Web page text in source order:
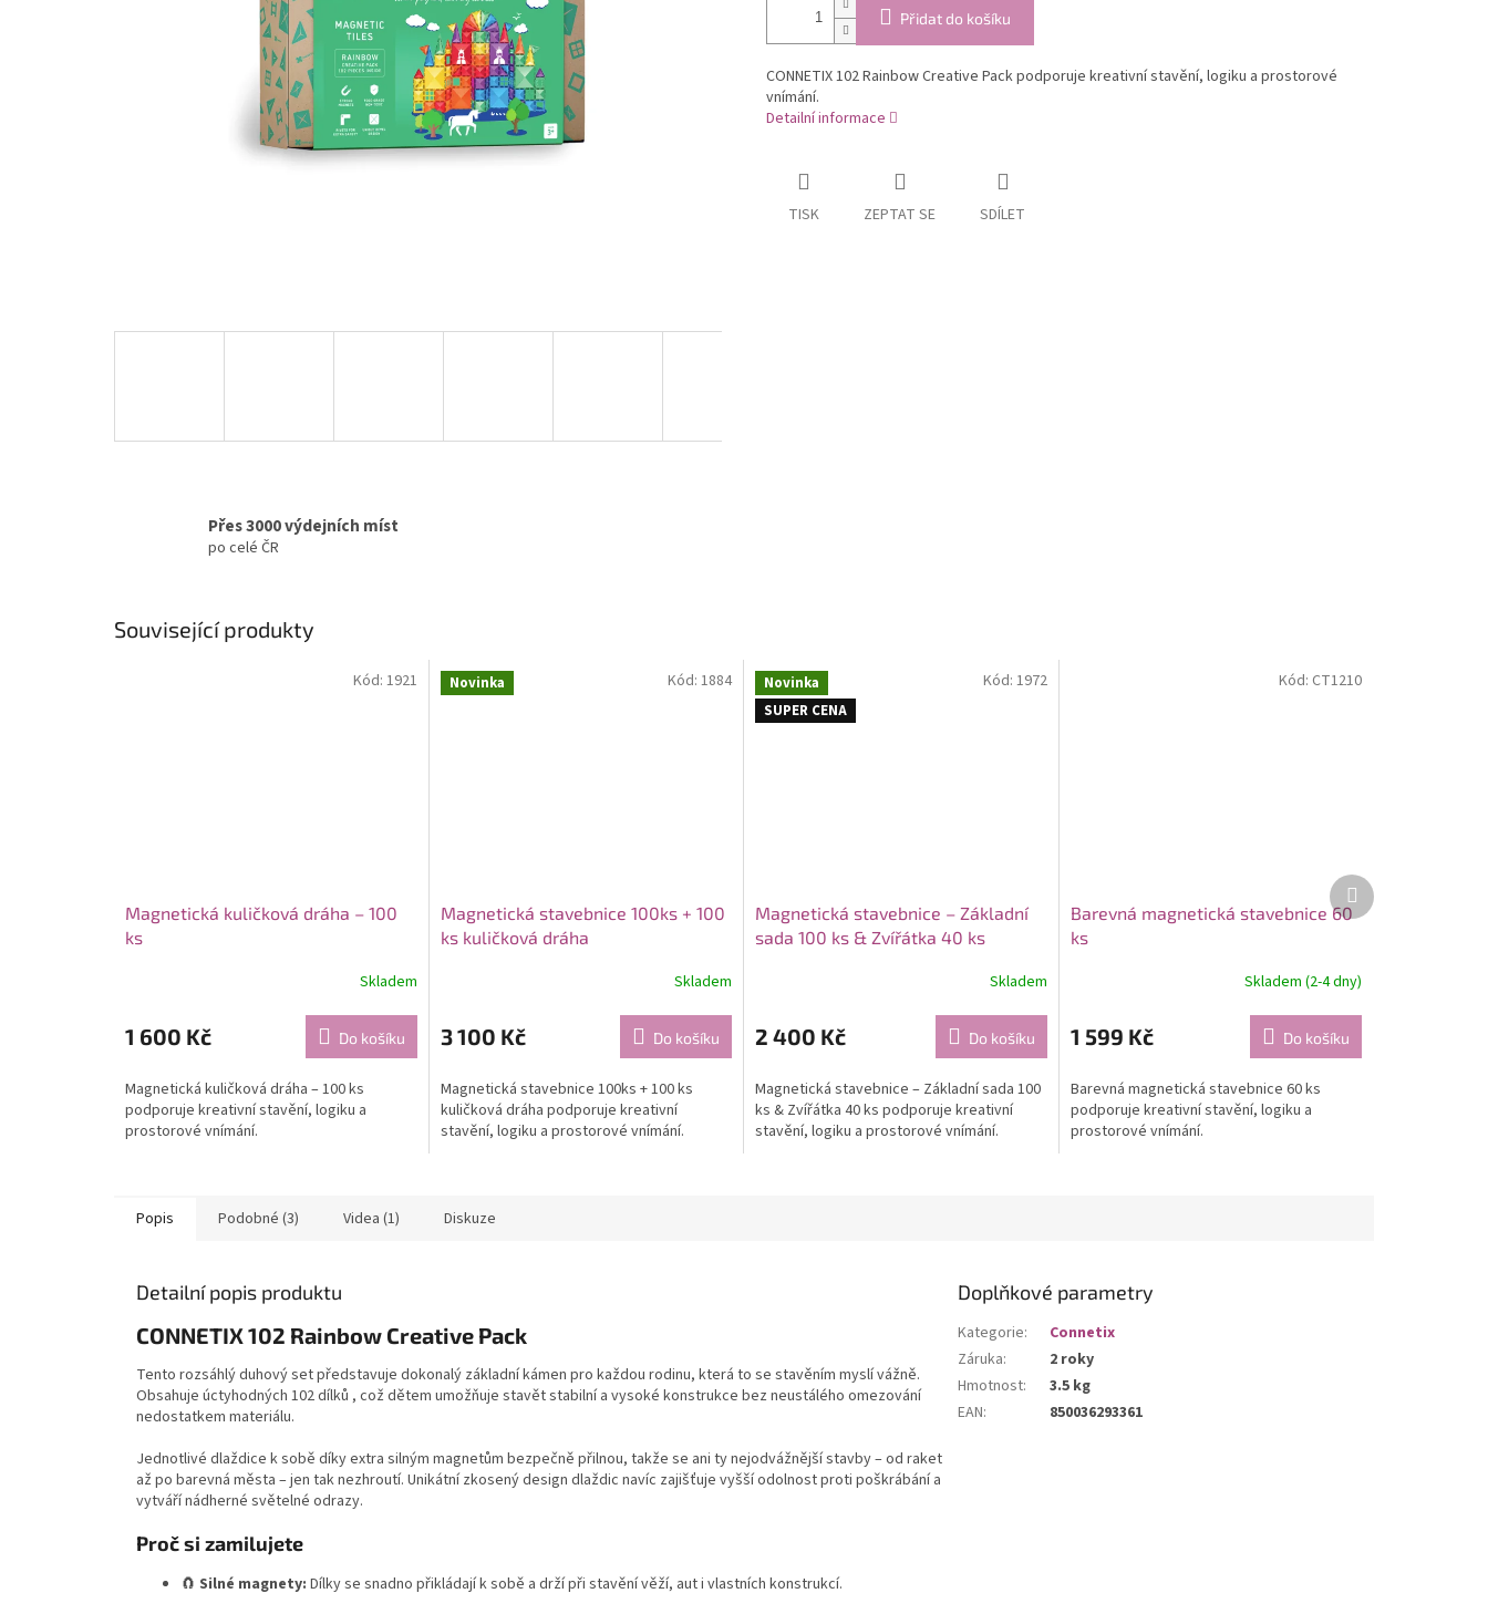
Přidat do košíku
CONNETIX 102 Rainbow Creative Pack podporuje kreativní stavění, logiku a prostorové
vnímání.
Detailní informace
TISK ZEPTAT SE SDÍLET
Přes 3000 výdejních míst
po celé ČR
Související produkty
Magnetická kuličková dráha – 100
ks
Skladem
1 600 Kč Do košíku
Magnetická kuličková dráha – 100 ks
podporuje kreativní stavění, logiku a
prostorové vnímání.
Kód: 1921 Novinka
Magnetická stavebnice 100ks + 100
ks kuličková dráha
Skladem
3 100 Kč Do košíku
Magnetická stavebnice 100ks + 100 ks
kuličková dráha podporuje kreativní
stavění, logiku a prostorové vnímání.
Kód: 1884
Novinka
SUPER CENA
Magnetická stavebnice – Základní
sada 100 ks & Zvířátka 40 ks
Skladem
2 400 Kč Do košíku
Magnetická stavebnice – Základní sada 100
ks & Zvířátka 40 ks podporuje kreativní
stavění, logiku a prostorové vnímání.
Kód: 1972
Barevná magnetická stavebnice 60
ks
Skladem (2-4 dny)
1 599 Kč Do košíku
Barevná magnetická stavebnice 60 ks
podporuje kreativní stavění, logiku a
prostorové vnímání.
Kód: CT1210
Další
produkt
Popis Podobné (3) Videa (1) Diskuze
Detailní popis produktu
CONNETIX 102 Rainbow Creative Pack
Tento rozsáhlý duhový set představuje dokonalý základní kámen pro každou rodinu, která to se stavěním myslí vážně.
Obsahuje úctyhodných 102 dílků , což dětem umožňuje stavět stabilní a vysoké konstrukce bez neustálého omezování
nedostatkem materiálu.
Jednotlivé dlaždice k sobě díky extra silným magnetům bezpečně přilnou, takže se ani ty nejodvážnější stavby – od raket
až po barevná města – jen tak nezhroutí. Unikátní zkosený design dlaždic navíc zajišťuje vyšší odolnost proti poškrábání a
vytváří nádherné světelné odrazy.
Proč si zamilujete
🧲 Silné magnety: Dílky se snadno přikládají k sobě a drží při stavění věží, aut i vlastních konstrukcí.
Doplňkové parametry
Kategorie:
Connetix
Záruka:
2 roky
Hmotnost:
3.5 kg
EAN: 850036293361